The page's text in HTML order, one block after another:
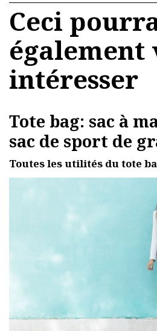
Ceci
également
intéresser
Tote bag: sac à
sac de sport de
Toutes les utilités du tote